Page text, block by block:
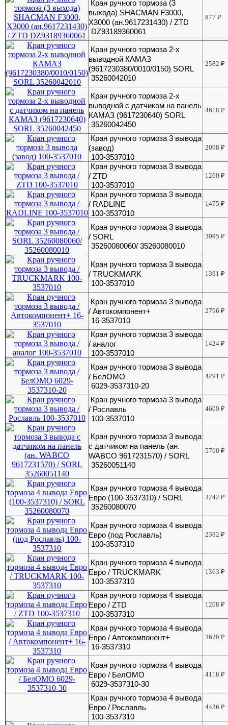
Кран ручного тормоза (3
выхода) SHACMAN F3000,
X3000 (ан.9617231430) / ZTD
DZ93189360061
977₽
Кран ручного тормоза 2-х
выводной КАМАЗ
(9617230380/0010/0150) SORL
35260042010
2582₽
Кран ручного тормоза 2-х
выводной с датчиком на панель
КАМАЗ (9617230640) SORL
35260042450
4618₽
Кран ручного тормоза 3 вывода
(завод)
100-3537010
2098₽
Кран ручного тормоза 3 вывода
/ ZTD
100-3537010
1260₽
Кран ручного тормоза 3 вывода
/ RADLINE
100-3537010
1475₽
Кран ручного тормоза 3 вывода
/ SORL
35260080060/ 35260080010
3095₽
Кран ручного тормоза 3 вывода
/ TRUCKMARK
100-3537010
1391₽
Кран ручного тормоза 3 вывода
/ Автокомпонент+
16-3537010
2796₽
Кран ручного тормоза 3 вывода
/ аналог
100-3537010
1424₽
Кран ручного тормоза 3 вывода
/ БелОМО
6029-3537310-20
4291₽
Кран ручного тормоза 3 вывода
/ Рославль
100-3537010
4609₽
Кран ручного тормоза 3 вывода
с датчиком на панель (ан.
WABCO 9617231570) / SORL
35260051140
5700₽
Кран ручного тормоза 4 вывода
Евро (100-3537310) / SORL
35260080070
3242₽
Кран ручного тормоза 4 вывода
Евро (под Рославль)
100-3537310
2382₽
Кран ручного тормоза 4 вывода
Евро / TRUCKMARK
100-3537310
1363₽
Кран ручного тормоза 4 вывода
Евро / ZTD
100-3537310
1208₽
Кран ручного тормоза 4 вывода
Евро / Автокомпонент+
16-3537310
3620₽
Кран ручного тормоза 4 вывода
Евро / БелОМО
6029-3537310-30
4118₽
Кран ручного тормоза 4 вывода
Евро / Рославль
100-3537310
4436₽